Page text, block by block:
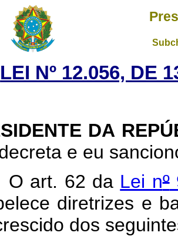
LEI Nº 12.056, DE
DA
e eu
art. 62 da Lei nº
diretrizes e
dos